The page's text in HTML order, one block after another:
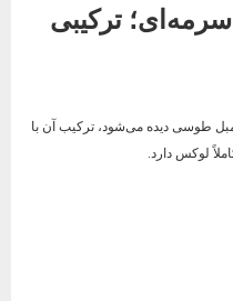
ترکیبی
طوسی دیده می‌شود، ترکیب آن با
لوکس دارد.